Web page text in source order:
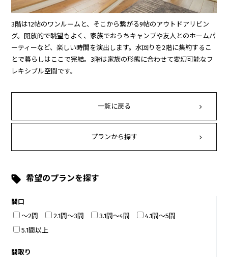
3階は12帖のワンルームと、そこから繋がる9帖のアウトドアリビン
グ。開放的で眺望もよく、家族でおうちキャンプや友人とのホームパ
ーティーなど、楽しい時間を演出します。水回りを2階に集約するこ
とで暮らしはここで完結。3階は家族の形態に合わせて変幻可能なフ
レキシブル空間です。
一覧に戻る
プランから探す
希望のプランを探す
間口
～2間
2.1間～3間 3.1間～4間
4.1間～5間
5.1間以上
間取り